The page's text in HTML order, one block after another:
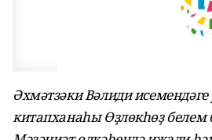
Әхмәтзәки Вәлиди
китапханаһы Өҙлөкһөҙ белем